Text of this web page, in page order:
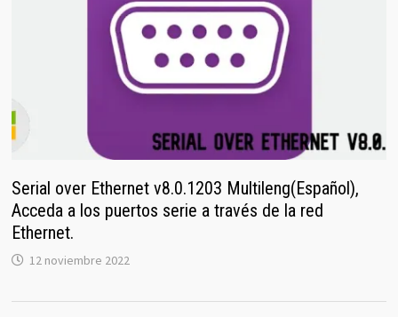
Serial over Ethernet v8.0.1203 Multileng(Español),
Acceda a los puertos serie a través de la red
Ethernet.
12 noviembre 2022